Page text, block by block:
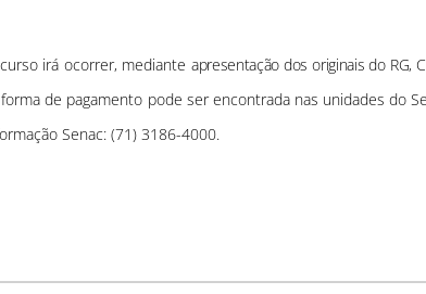
irá ocorrer, mediante apresentação dos originais do RG,
de pagamento pode ser encontrada nas unidades do
Senac: (71) 3186-4000.